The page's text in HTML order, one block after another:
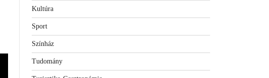
Kultúra
Sport
Színház
Tudomány